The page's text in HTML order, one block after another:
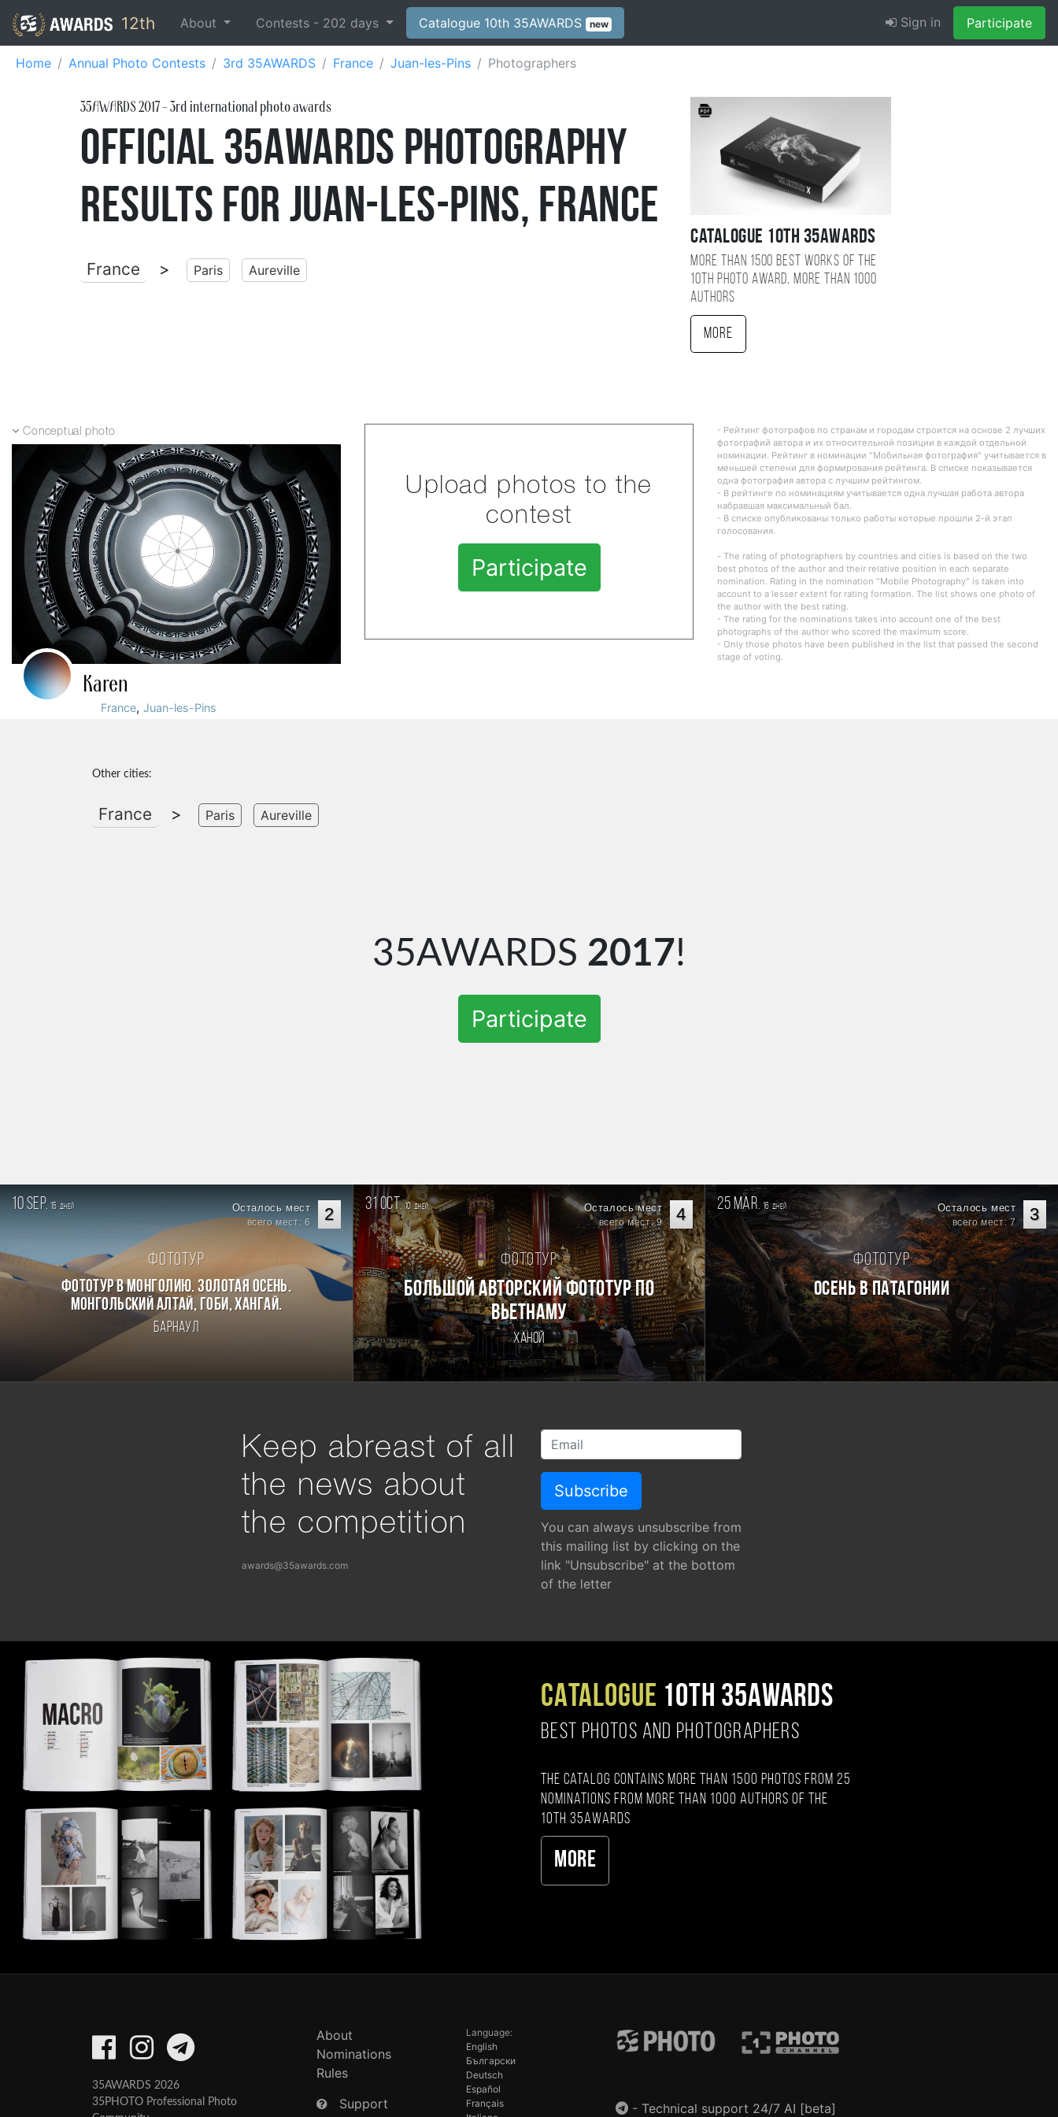
12th About Contests - 202 days Catalogue 10th 35AWARDS new Sign in Participate
Home Annual Photo Contests 3rd 35AWARDS France Juan-les-Pins Photographers
35AWARDS2017- 3rd international photo awards
Official 35AWARDS Photography
Results for Juan-les-Pins, France
France > Paris Aureville
Catalogue 10TH 35AWARDS
More than 1500 best works of the
10TH photo award, more than 1000
authors
More
Conceptual photo
Karen
France,Juan-les-Pins
Upload photos to the
contest
Participate
- Рейтинг фотографов по странам и городам строится на основе 2 лучших
фотографий автора и их относительной позиции в каждой отдельной
номинации. Рейтинг в номинации "Мобильная фотография" учитывается в
меньшей степени для формирования рейтинга. В списке показывается
одна фотография автора с лучшим рейтингом.
- В рейтинге по номинациям учитывается одна лучшая работа автора
набравшая максимальный бал.
- В списке опубликованы только работы которые прошли 2-й этап
голосования.
- The rating of photographers by countries and cities is based on the two
best photos of the author and their relative position in each separate
nomination. Rating in the nomination "Mobile Photography" is taken into
account to a lesser extent for rating formation. The list shows one photo of
the author with the best rating.
- The rating for the nominations takes into account one of the best
photographs of the author who scored the maximum score.
- Only those photos have been published in the list that passed the second
stage of voting.
Other cities:
France > Paris Aureville
35AWARDS 2017!
Participate
10 sep. 15 дней 2
Осталось мест
всего мест: 6
Фототур
Фототур в Монголию. Золотая осень.
Монгольский Алтай, Гоби, Хангай.
Барнаул
31 oct.10дней 4
Осталось мест
всего мест: 9
Фототур
Большой авторский фототур по
Вьетнаму
Ханой
25 mar. 16дней 3
Осталось мест
всего мест: 7
Фототур
Осень в Патагонии
Keep abreast of all
the news about
the competition
awards@35awards.com
You can always unsubscribe from
this mailing list by clicking on the
link "Unsubscribe" at the bottom
of the letter
CATALOGUE 10TH 35AWARDS
BEST PHOTOS AND PHOTOGRAPHERS
The catalog contains more than 1500 photos from 25
nominations from more than 1000 authors of the
10th 35AWARDS
More
35AWARDS 2026
35PHOTO Professional Photo
About
Nominations
Rules
Support
Language:
English
Български
Deutsch
Español
Français
- Technical support 24/7 AI [beta]